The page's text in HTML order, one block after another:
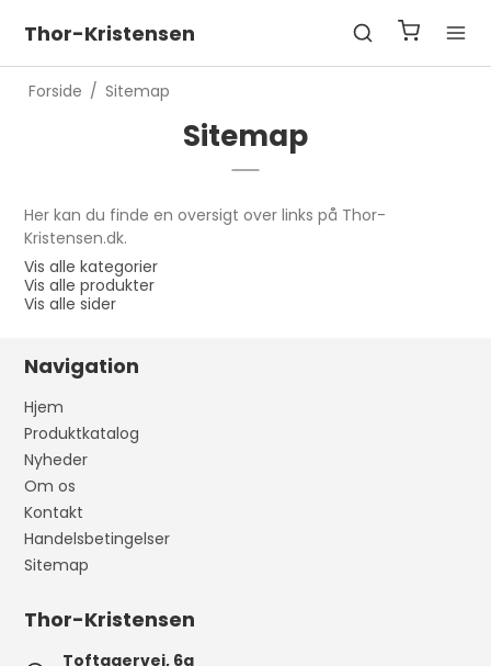
Thor-Kristensen
Forside / Sitemap
Sitemap
Her kan du finde en oversigt over links på Thor-
Kristensen.dk.
Vis alle kategorier
Vis alle produkter
Vis alle sider
Navigation
Hjem
Produktkatalog
Nyheder
Om os
Kontakt
Handelsbetingelser
Sitemap
Thor-Kristensen
Toftagervej, 6a